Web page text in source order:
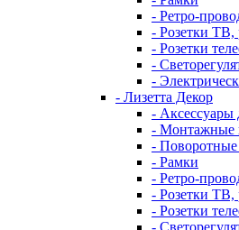
- Ретро-
- Розетки ТВ,
- Розетки
-
-
- Лизетта Декор
- Аксессуары
- Монтажные
-
- Рамки
- Ретро-
- Розетки ТВ,
- Розетки
-